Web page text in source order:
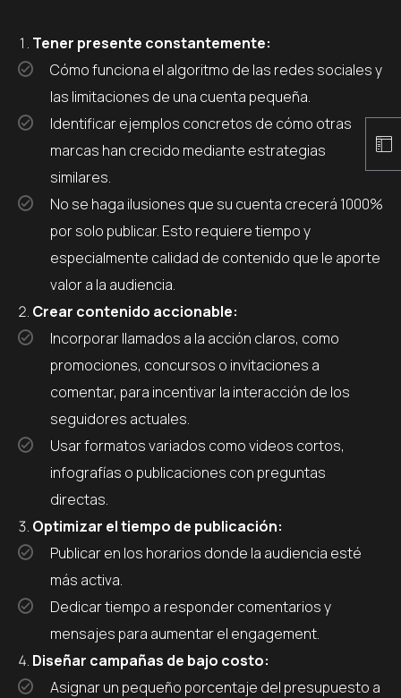
Tener presente constantemente:
Cómo funciona el algoritmo de las redes sociales y
las limitaciones de una cuenta pequeña.
Identificar ejemplos concretos de cómo otras
marcas han crecido mediante estrategias
similares.
No se haga ilusiones que su cuenta crecerá 1000%
por solo publicar. Esto requiere tiempo y
especialmente calidad de contenido que le aporte
valor a la audiencia.
Crear contenido accionable:
Incorporar llamados a la acción claros, como
promociones, concursos o invitaciones a
comentar, para incentivar la interacción de los
seguidores actuales.
Usar formatos variados como videos cortos,
infografías o publicaciones con preguntas
directas.
Optimizar el tiempo de publicación:
Publicar en los horarios donde la audiencia esté
más activa.
Dedicar tiempo a responder comentarios y
mensajes para aumentar el engagement.
Diseñar campañas de bajo costo:
Asignar un pequeño porcentaje del presupuesto a